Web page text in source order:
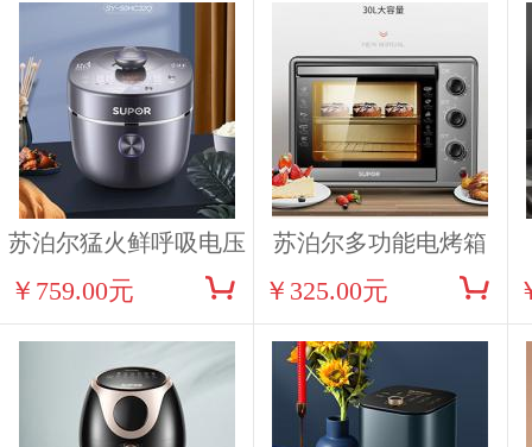
苏泊尔猛火鲜呼吸电压
力锅SY-50HC32Q
￥759.00元
苏泊尔多功能电烤箱
K30FK6
￥325.00元